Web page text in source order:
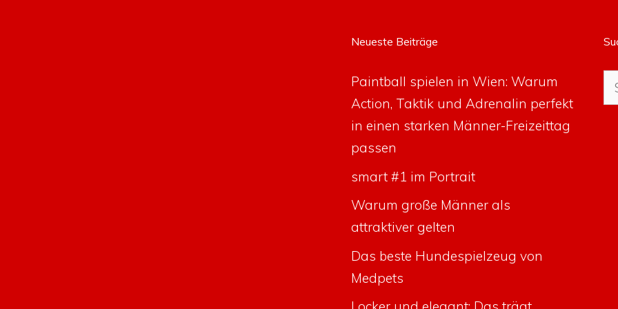
Neueste Beiträge
Paintball spielen in Wien: Warum
Action, Taktik und Adrenalin perfekt
in einen starken Männer-Freizeittag
passen
smart #1 im Portrait
Warum große Männer als
attraktiver gelten
Das beste Hundespielzeug von
Medpets